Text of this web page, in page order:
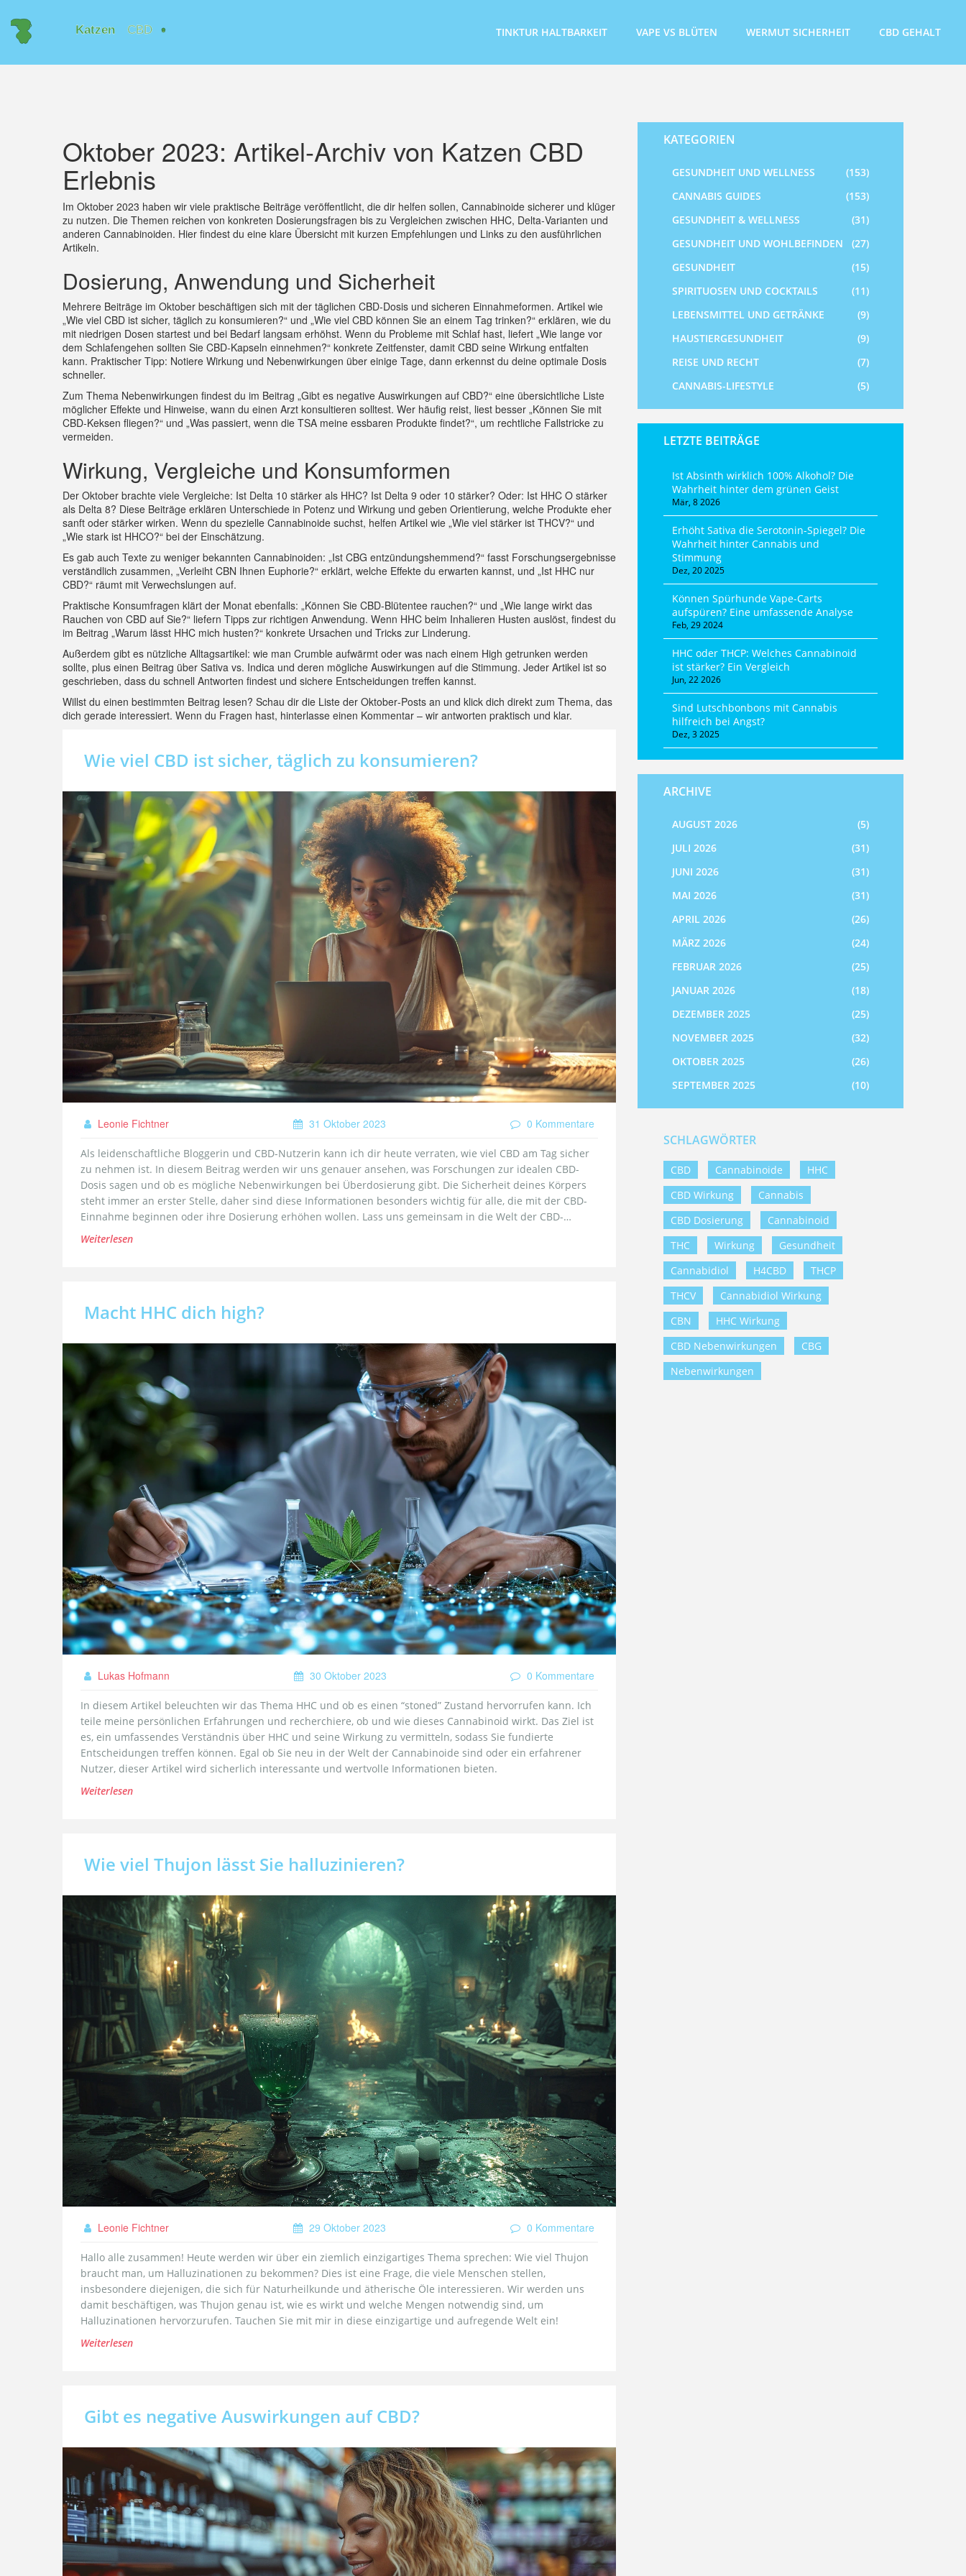
TINKTUR HALTBARKEIT VAPE VS BLÜTEN WERMUT SICHERHEIT CBD GEHALT
Oktober 2023: Artikel-Archiv von Katzen CBD
Erlebnis
Im Oktober 2023 haben wir viele praktische Beiträge veröffentlicht, die dir helfen sollen, Cannabinoide sicherer und klüger
zu nutzen. Die Themen reichen von konkreten Dosierungsfragen bis zu Vergleichen zwischen HHC, Delta‑Varianten und
anderen Cannabinoiden. Hier findest du eine klare Übersicht mit kurzen Empfehlungen und Links zu den ausführlichen
Artikeln.
Dosierung, Anwendung und Sicherheit
Mehrere Beiträge im Oktober beschäftigen sich mit der täglichen CBD‑Dosis und sicheren Einnahmeformen. Artikel wie
„Wie viel CBD ist sicher, täglich zu konsumieren?“ und „Wie viel CBD können Sie an einem Tag trinken?“ erklären, wie du
mit niedrigen Dosen startest und bei Bedarf langsam erhöhst. Wenn du Probleme mit Schlaf hast, liefert „Wie lange vor
dem Schlafengehen sollten Sie CBD‑Kapseln einnehmen?“ konkrete Zeitfenster, damit CBD seine Wirkung entfalten
kann. Praktischer Tipp: Notiere Wirkung und Nebenwirkungen über einige Tage, dann erkennst du deine optimale Dosis
schneller.
Zum Thema Nebenwirkungen findest du im Beitrag „Gibt es negative Auswirkungen auf CBD?“ eine übersichtliche Liste
möglicher Effekte und Hinweise, wann du einen Arzt konsultieren solltest. Wer häufig reist, liest besser „Können Sie mit
CBD‑Keksen fliegen?“ und „Was passiert, wenn die TSA meine essbaren Produkte findet?“, um rechtliche Fallstricke zu
vermeiden.
Wirkung, Vergleiche und Konsumformen
Der Oktober brachte viele Vergleiche: Ist Delta 10 stärker als HHC? Ist Delta 9 oder 10 stärker? Oder: Ist HHC O stärker
als Delta 8? Diese Beiträge erklären Unterschiede in Potenz und Wirkung und geben Orientierung, welche Produkte eher
sanft oder stärker wirken. Wenn du spezielle Cannabinoide suchst, helfen Artikel wie „Wie viel stärker ist THCV?“ und
„Wie stark ist HHCO?“ bei der Einschätzung.
Es gab auch Texte zu weniger bekannten Cannabinoiden: „Ist CBG entzündungshemmend?“ fasst Forschungsergebnisse
verständlich zusammen, „Verleiht CBN Ihnen Euphorie?“ erklärt, welche Effekte du erwarten kannst, und „Ist HHC nur
CBD?“ räumt mit Verwechslungen auf.
Praktische Konsumfragen klärt der Monat ebenfalls: „Können Sie CBD‑Blütentee rauchen?“ und „Wie lange wirkt das
Rauchen von CBD auf Sie?“ liefern Tipps zur richtigen Anwendung. Wenn HHC beim Inhalieren Husten auslöst, findest du
im Beitrag „Warum lässt HHC mich husten?“ konkrete Ursachen und Tricks zur Linderung.
Außerdem gibt es nützliche Alltagsartikel: wie man Crumble aufwärmt oder was nach einem High getrunken werden
sollte, plus einen Beitrag über Sativa vs. Indica und deren mögliche Auswirkungen auf die Stimmung. Jeder Artikel ist so
geschrieben, dass du schnell Antworten findest und sichere Entscheidungen treffen kannst.
Willst du einen bestimmten Beitrag lesen? Schau dir die Liste der Oktober‑Posts an und klick dich direkt zum Thema, das
dich gerade interessiert. Wenn du Fragen hast, hinterlasse einen Kommentar – wir antworten praktisch und klar.
Wie viel CBD ist sicher, täglich zu konsumieren?
Leonie Fichtner 31 Oktober 2023 0 Kommentare
Als leidenschaftliche Bloggerin und CBD-Nutzerin kann ich dir heute verraten, wie viel CBD am Tag sicher
zu nehmen ist. In diesem Beitrag werden wir uns genauer ansehen, was Forschungen zur idealen CBD-
Dosis sagen und ob es mögliche Nebenwirkungen bei Überdosierung gibt. Die Sicherheit deines Körpers
steht immer an erster Stelle, daher sind diese Informationen besonders wichtig für alle, die mit der CBD-
Einnahme beginnen oder ihre Dosierung erhöhen wollen. Lass uns gemeinsam in die Welt der CBD-
Sicherheit eintauchen!
Weiterlesen
Macht HHC dich high?
Lukas Hofmann 30 Oktober 2023 0 Kommentare
In diesem Artikel beleuchten wir das Thema HHC und ob es einen “stoned” Zustand hervorrufen kann. Ich
teile meine persönlichen Erfahrungen und recherchiere, ob und wie dieses Cannabinoid wirkt. Das Ziel ist
es, ein umfassendes Verständnis über HHC und seine Wirkung zu vermitteln, sodass Sie fundierte
Entscheidungen treffen können. Egal ob Sie neu in der Welt der Cannabinoide sind oder ein erfahrener
Nutzer, dieser Artikel wird sicherlich interessante und wertvolle Informationen bieten.
Weiterlesen
Wie viel Thujon lässt Sie halluzinieren?
Leonie Fichtner 29 Oktober 2023 0 Kommentare
Hallo alle zusammen! Heute werden wir über ein ziemlich einzigartiges Thema sprechen: Wie viel Thujon
braucht man, um Halluzinationen zu bekommen? Dies ist eine Frage, die viele Menschen stellen,
insbesondere diejenigen, die sich für Naturheilkunde und ätherische Öle interessieren. Wir werden uns
damit beschäftigen, was Thujon genau ist, wie es wirkt und welche Mengen notwendig sind, um
Halluzinationen hervorzurufen. Tauchen Sie mit mir in diese einzigartige und aufregende Welt ein!
Weiterlesen
Gibt es negative Auswirkungen auf CBD?
KATEGORIEN
GESUNDHEIT UND WELLNESS
(153)
CANNABIS GUIDES
(153)
GESUNDHEIT & WELLNESS
(31)
GESUNDHEIT UND WOHLBEFINDEN
(27)
GESUNDHEIT
(15)
SPIRITUOSEN UND COCKTAILS
(11)
LEBENSMITTEL UND GETRÄNKE
(9)
HAUSTIERGESUNDHEIT
(9)
REISE UND RECHT
(7)
CANNABIS-LIFESTYLE
(5)
LETZTE BEITRÄGE
Ist Absinth wirklich 100% Alkohol? Die
Wahrheit hinter dem grünen Geist
Mär, 8 2026
Erhöht Sativa die Serotonin-Spiegel? Die
Wahrheit hinter Cannabis und
Stimmung
Dez, 20 2025
Können Spürhunde Vape-Carts
aufspüren? Eine umfassende Analyse
Feb, 29 2024
HHC oder THCP: Welches Cannabinoid
ist stärker? Ein Vergleich
Jun, 22 2026
Sind Lutschbonbons mit Cannabis
hilfreich bei Angst?
Dez, 3 2025
ARCHIVE
AUGUST 2026
(5)
JULI 2026
(31)
JUNI 2026
(31)
MAI 2026
(31)
APRIL 2026
(26)
MÄRZ 2026
(24)
FEBRUAR 2026
(25)
JANUAR 2026
(18)
DEZEMBER 2025
(25)
NOVEMBER 2025
(32)
OKTOBER 2025
(26)
SEPTEMBER 2025
(10)
SCHLAGWÖRTER
CBD Cannabinoide
HHC
CBD Wirkung
Cannabis
CBD Dosierung
Cannabinoid
THC
Wirkung
Gesundheit
Cannabidiol
H4CBD
THCP
THCV
Cannabidiol Wirkung
CBN
HHC Wirkung
CBD Nebenwirkungen
CBG
Nebenwirkungen